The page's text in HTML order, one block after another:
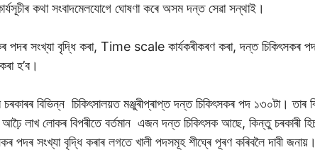
কথা সংবাদমেলযোগে ঘোষণা কৰে অসম দন্ত সেৱা সন্থাই।
পদৰ সংখ্যা বৃদ্ধি কৰা, Time scale কাৰ্যকৰীকৰণ কৰা, দন্ত চিকিৎসকৰ
হ’ব।
বিভিন্ন চিকিৎসালয়ত মঞ্জুৰীপ্ৰাপ্ত দন্ত চিকিৎসকৰ পদ ১৩০টা। তাৰ
লাখ লোকৰ বিপৰীতে বৰ্তমান এজন দন্ত চিকিৎসক আছে, কিন্তু চৰকাৰী
পদৰ সংখ্যা বৃদ্ধি কৰাৰ লগতে খালী পদসমূহ শীঘ্ৰে পূৰণ কৰিবলৈ দাবী জনায়।